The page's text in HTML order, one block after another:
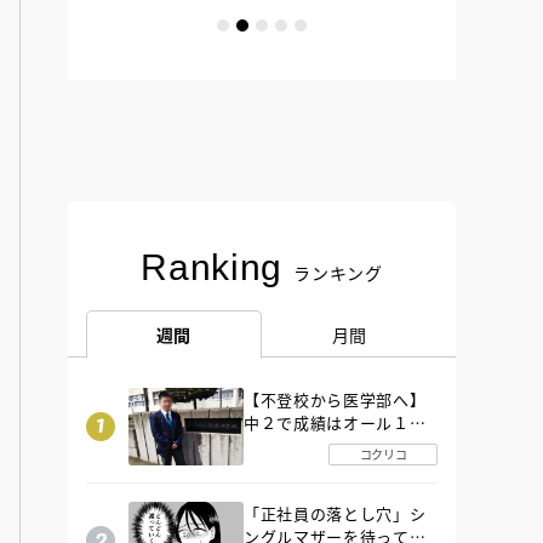
Ranking ランキング
週間 月間
【不登校から医学部へ】
中２で成績はオール１
「昼夜逆転」したわが子
を”夜遊び”に連れ出した
コクリコ
「正社員の落とし穴」シ
ングルマザーを待ってい